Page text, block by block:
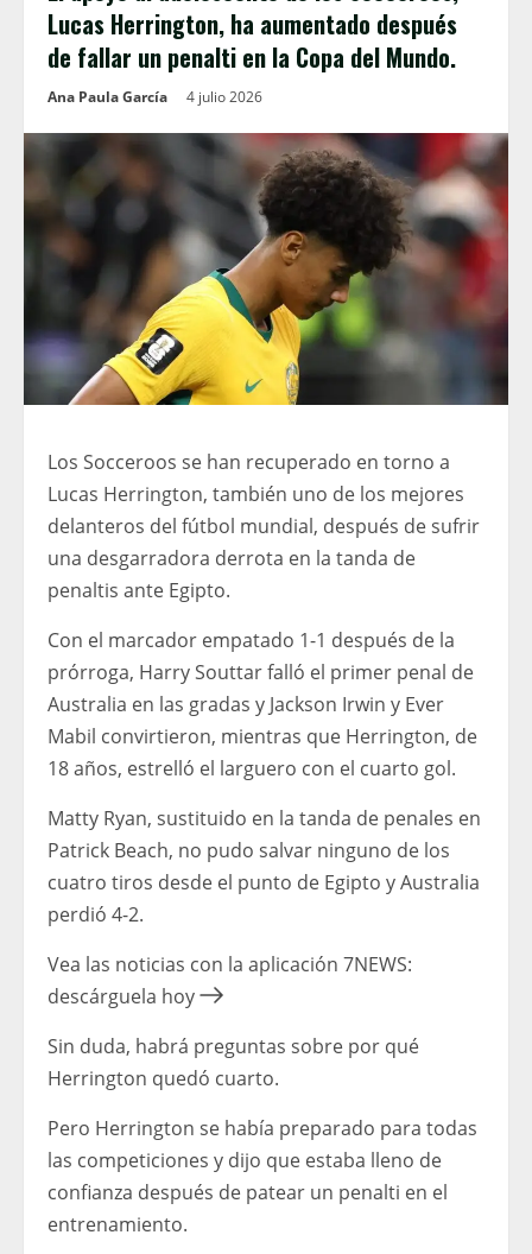
Lucas Herrington, ha aumentado después
de fallar un penalti en la Copa del Mundo.
Ana Paula García 4 julio 2026
Los Socceroos se han recuperado en torno a
Lucas Herrington, también uno de los mejores
delanteros del fútbol mundial, después de sufrir
una desgarradora derrota en la tanda de
penaltis ante Egipto.
Con el marcador empatado 1-1 después de la
prórroga, Harry Souttar falló el primer penal de
Australia en las gradas y Jackson Irwin y Ever
Mabil convirtieron, mientras que Herrington, de
18 años, estrelló el larguero con el cuarto gol.
Matty Ryan, sustituido en la tanda de penales en
Patrick Beach, no pudo salvar ninguno de los
cuatro tiros desde el punto de Egipto y Australia
perdió 4-2.
Vea las noticias con la aplicación 7NEWS:
descárguela hoy
Sin duda, habrá preguntas sobre por qué
Herrington quedó cuarto.
Pero Herrington se había preparado para todas
las competiciones y dijo que estaba lleno de
confianza después de patear un penalti en el
entrenamiento.